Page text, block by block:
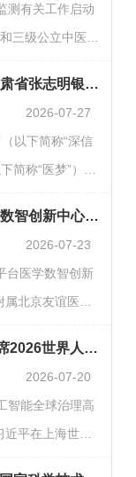
事紧扣“三医”协
，覆盖政策决
等关键领域：
测有关工作启动
三级公立中医医
录，于7月27日
统，在“资源管
和三级公立中医
医药管理局）·
服务发展重点联
深信服携手医梦、甘肃省中医院、甘肃省张志明银龄工作室共建“AI·未来医院”，打通AI规模化关键链路
2026-07-27
以下简称“深信
简称“医梦”）正
、网络安全及AI
医疗知识源资
医疗场景产品化
信服商业版
联合解决方案的
首都医科大学附属北京友谊医院医学数智创新中心大数据与人工智能研修班招生通知
2026-07-23
台医学数智创新
北京友谊医院
大数据与人工智
技术与临床医学
平研究平台。2.
算力-算法-应
括：数据层：
医疗信息化周报 第542期 | 习近平出席2026世界人工智能大会暨人工智能全球治理高级别会议开幕式
2026-07-20
智能全球治理高
平在上海世界